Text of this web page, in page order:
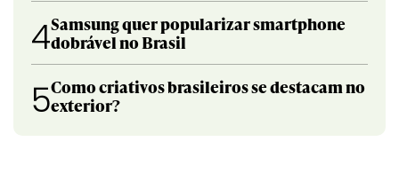
4Samsung quer popularizar smartphone
dobrável no Brasil
5Como criativos brasileiros se destacam no
exterior?